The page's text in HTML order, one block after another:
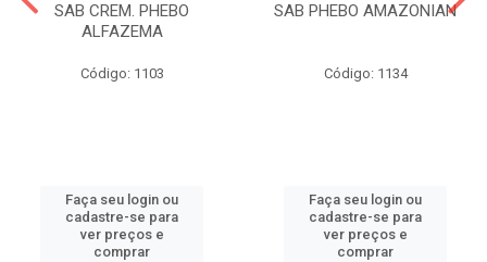
SAB CREM. PHEBO
ALFAZEMA
Código: 1103
Faça seu login ou
cadastre-se para
ver preços e
comprar
SAB PHEBO AMAZONIAN
Código: 1134
Faça seu login ou
cadastre-se para
ver preços e
comprar